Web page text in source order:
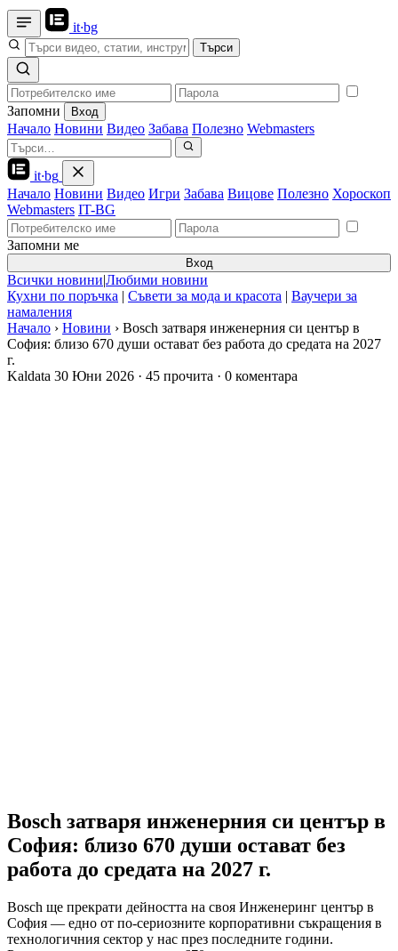
it·bg
Търси
Запомни Вход
Начало Новини Видео Забава Полезно Webmasters
it·bg
Начало Новини Видео Игри Забава Вицове Полезно Хороскоп
Webmasters IT-BG
Запомни ме
Вход
Всички новини|Любими новини
Кухни по поръчка | Съвети за мода и красота | Ваучери за
намаления
Начало › Новини › Bosch затваря инженерния си център в
София: близо 670 души остават без работа до средата на 2027
г.
Kaldata 30 Юни 2026 · 45 прочита · 0 коментара
Bosch затваря инженерния си център в
София: близо 670 души остават без
работа до средата на 2027 г.
Bosch ще прекрати дейността на своя Инженеринг център в
София — едно от по-сериозните корпоративни съкращения в
технологичния сектор у нас през последните години.